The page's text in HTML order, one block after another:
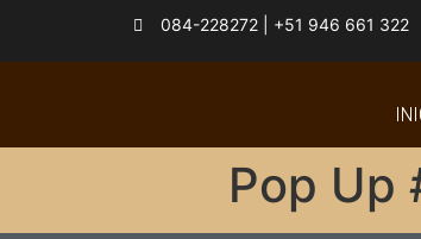
084-228272 | +51 946 661 322
Pop Up